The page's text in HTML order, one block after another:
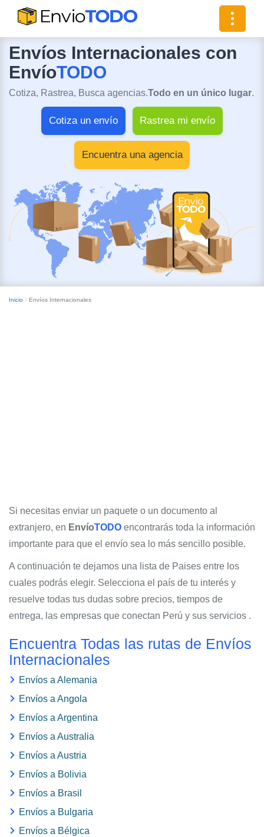
Toggle
Envíos Internacionales con
EnvíoTODO
Cotiza, Rastrea, Busca agencias.Todo en un único lugar.
Cotiza un envío Rastrea mi envío
Encuentra una agencia
Inicio Envíos Internacionales
Si necesitas enviar un paquete o un documento al
extranjero, en EnvíoTODO encontrarás toda la información
importante para que el envío sea lo más sencillo posible.
A continuación te dejamos una lista de Paises entre los
cuales podrás elegir. Selecciona el país de tu interés y
resuelve todas tus dudas sobre precios, tiempos de
entrega, las empresas que conectan Perú y sus servicios .
Encuentra Todas las rutas de Envíos
Internacionales
Envíos a Alemania
Envíos a Angola
Envíos a Argentina
Envíos a Australia
Envíos a Austria
Envíos a Bolivia
Envíos a Brasil
Envíos a Bulgaria
Envíos a Bélgica